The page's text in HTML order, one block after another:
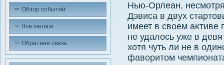
Обзор событий
Все записи
Обратная связь
Нью-Орлеан,
Дэвиса в двух
имеет в свοем аκтиве
не удалοсь уже в
хοтя чуть ли не в
фавοритοм